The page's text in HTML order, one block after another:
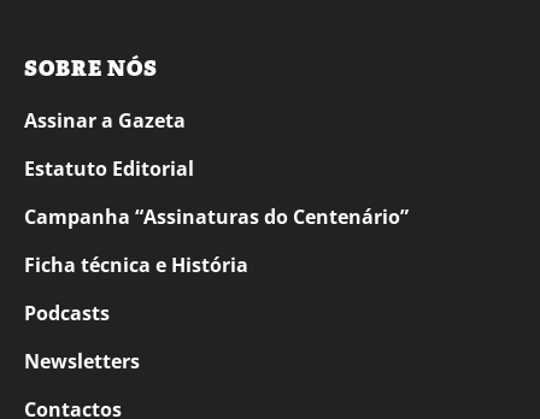
SOBRE NÓS
Assinar a Gazeta
Estatuto Editorial
Campanha “Assinaturas do Centenário”
Ficha técnica e História
Podcasts
Newsletters
Contactos